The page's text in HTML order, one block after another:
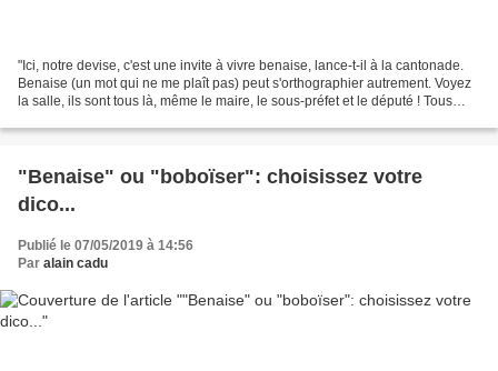
"Ici, notre devise, c'est une invite à vivre benaise, lance-t-il à la cantonade.
Benaise (un mot qui ne me plaît pas) peut s'orthographier autrement. Voyez
la salle, ils sont tous là, même le maire, le sous-préfet et le député ! Tous
"Benaise" ou "boboïser": choisissez votre
dico...
Publié le 07/05/2019 à 14:56
Par alain cadu